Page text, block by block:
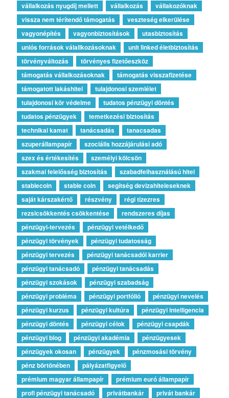
vállalkozás nyugdíj mellett
vállalkozás
vállakozóknak
vissza nem térítendő támogatás
veszteség elkerülése
vagyonépítés
vagyonbiztosítások
utasbiztosítás
uniós források válallkozásoknak
unit linked életbiztosítás
törvényváltozás
törvényes fizetőeszköz
támogatás vállalkozásoknak
támogatás visszafizetése
támogatott lakáshitel
tulajdonosi szemlélet
tulajdonosi kör védelme
tudatos pénzügyi döntés
tudatos pénzügyek
temetkezési biztosítás
technikai kamat
tanácsadás
tanacsadas
szuperállampapír
szociális hozzájárulási adó
szex és értékesítés
személyi kölcsön
szakmai felelősség biztosítás
szabadfelhasználású hitel
stablecoin
stable coin
segítség devizahiteleseknek
saját kárszakértő
részvény
régi tízezres
rezsicsökkentés csökkentése
rendszeres díjas
pénzügyi-tervezés
pénzügyi vetélkedő
pénzügyi törvények
pénzügyi tudatosság
pénzügyi tervezés
pénzügyi tanácsadói karrier
pénzügyi tanácsadó
pénzügyi tanácsadás
pénzügyi szokások
pénzügyi szabadság
pénzügyi probléma
pénzügyi portfólió
pénzügyi nevelés
pénzügyi kurzus
pénzügyi kultúra
pénzügyi intelligencia
pénzügyi döntés
pénzügyi célok
pénzügyi csapdák
pénzügyi blog
pénzügyi akadémia
pénzügyesek
pénzügyek okosan
pénzügyek
pénzmosási törvény
pénz börtönében
pályázatfigyelő
prémium magyar állampapír
prémium euró állampapír
profi pénzügyi tanácsadó
privátbankár
privát bankár